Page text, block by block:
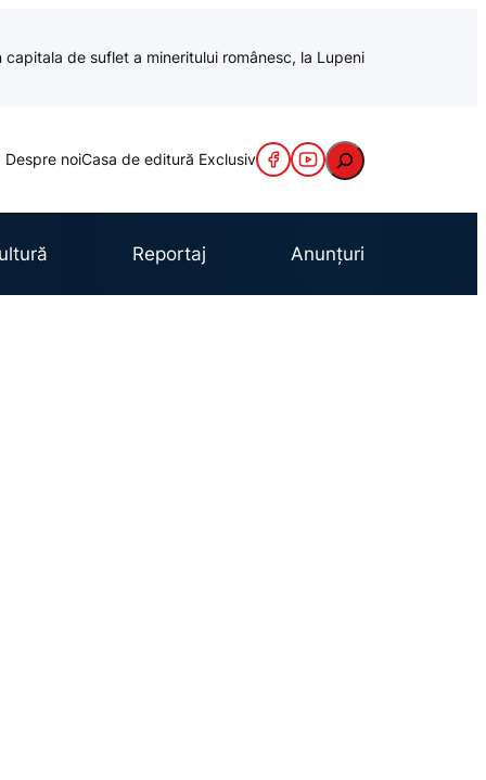
de suflet a mineritului românesc, la Lupeni
Despre noiCasa de editură Exclusiv Caută
Reportaj Anunțuri